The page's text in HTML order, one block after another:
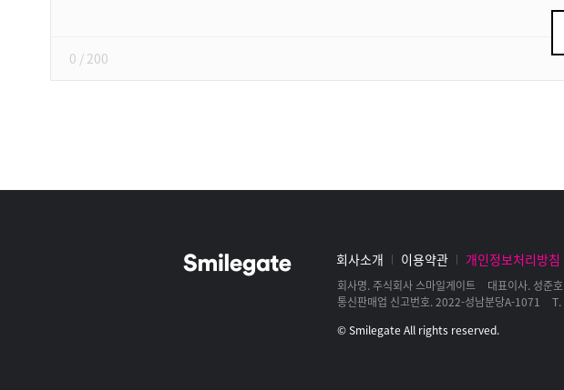
0 / 200
회사소개 이용약관 개인정보처리방침
회사명 주식회사 스마일게이트 대표이사 성준호
통신판매업 신고번호 2022-성남분당A-1071 T
© Smilegate All rights reserved.